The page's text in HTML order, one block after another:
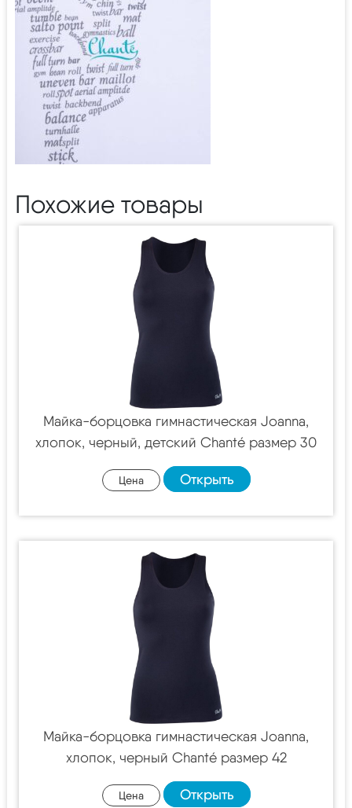
Похожие товары
Майка-борцовка гимнастическая Joanna,
хлопок, черный, детский Chanté размер 30
Цена Открыть
Майка-борцовка гимнастическая Joanna,
хлопок, черный Chanté размер 42
Цена Открыть